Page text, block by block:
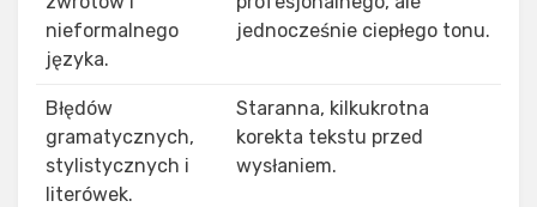
nieformalnego
języka.
jednocześnie ciepłego tonu.
Błędów
gramatycznych,
stylistycznych i
literówek.
Staranna, kilkukrotna
korekta tekstu przed
wysłaniem.